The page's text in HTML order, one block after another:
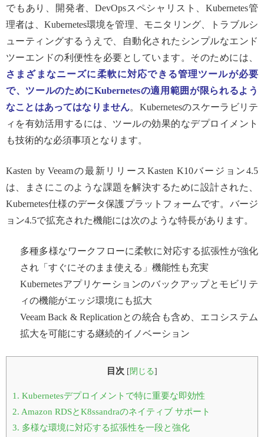
でもあり、開発者、DevOpsスペシャリスト、Kubernetes管
理者は、Kubernetes環境を管理、モニタリング、トラブルシ
ューティングするうえで、自動化されたシンプルなエンド
ツーエンドの利便性を必要としています。そのためには、
さまざまなニーズに柔軟に対応できる管理ツールが必要
で、ツールのためにKubernetesの適用範囲が限られるよう
なことはあってはなりません。Kubernetesのスケーラビリテ
ィを有効活用するには、ツールの効果的なデプロイメント
も技術的な必須事項となります。
Kasten by Veeamの最新リリースKasten K10バージョン4.5
は、まさにこのような課題を解決するために設計された、
Kubernetes仕様のデータ保護プラットフォームです。バージ
ョン4.5で拡充された機能には次のような特長があります。
多種多様なワークフローに柔軟に対応する拡張性が強化
され「すぐにそのまま使える」機能性も充実
Kubernetesアプリケーションのバックアップとモビリテ
ィの機能がエッジ環境にも拡大
Veeam Back & Replicationとの統合も含め、エコシステム
拡大を可能にする継続的イノベーション
目次 [ 閉じる]
1. Kubernetesデプロイメントで特に重要な即効性
2. Amazon RDSとK8ssandraのネイティブ サポート
3. 多様な環境に対応する拡張性を一段と強化